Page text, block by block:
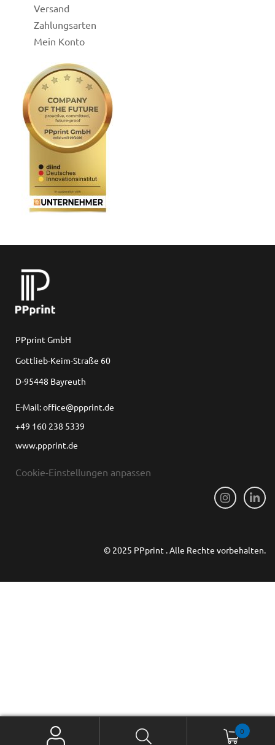
Versand
Zahlungsarten
Mein Konto
PPprint GmbH
Gottlieb-Keim-Straße 60
D-95448 Bayreuth
E-Mail: office@ppprint.de
+49 160 238 5339
www.ppprint.de
Cookie-Einstellungen anpassen
© 2025 PPprint . Alle Rechte vorbehalten.
0